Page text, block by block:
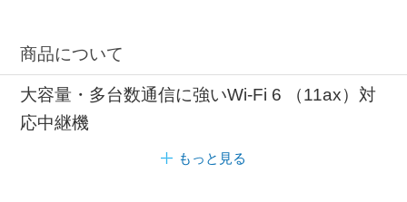
商品について
大容量・多台数通信に強いWi-Fi 6 （11ax）対
応中継機
もっと見る